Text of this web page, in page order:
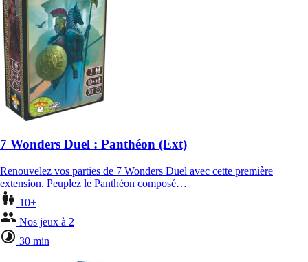
7 Wonders Duel : Panthéon (Ext)
Renouvelez vos parties de 7 Wonders Duel avec cette première
extension. Peuplez le Panthéon composé…
10+
Nos jeux à 2
30 min